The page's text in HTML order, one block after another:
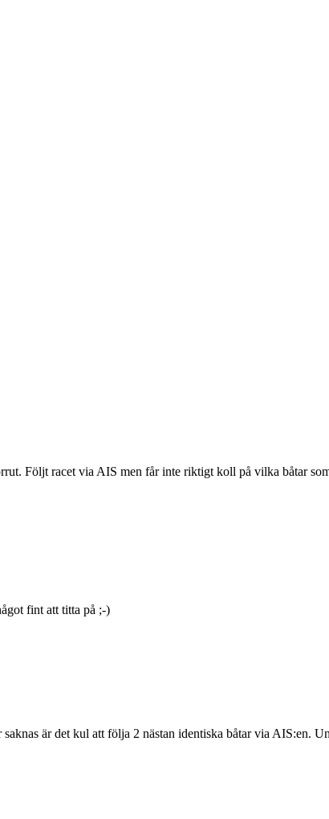
Följt racet via AIS men får inte riktigt koll på vilka båtar
fint att titta på ;-)
är det kul att följa 2 nästan identiska båtar via AIS:en.